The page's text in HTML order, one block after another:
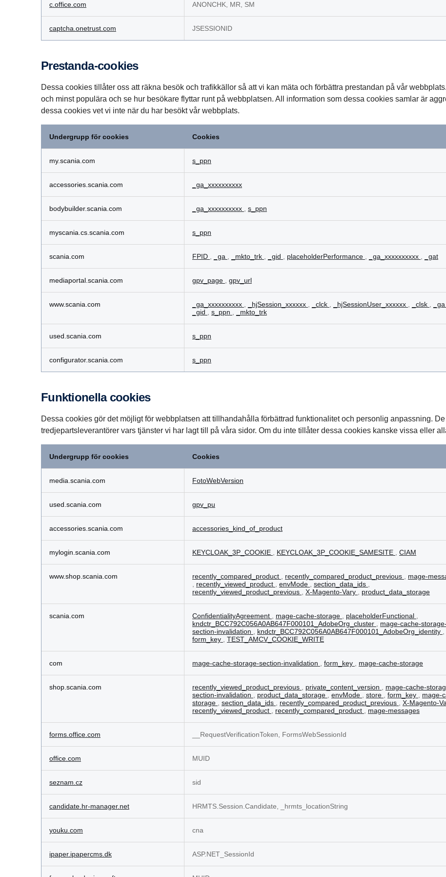
c.office.com ANONCHK, MR, SM
captcha.onetrust.com JSESSIONID
Prestanda-cookies
Dessa cookies tillåter oss att räkna besök och trafikkällor så att vi kan mäta och förbättra prestandan på vår
och minst populära och se hur besökare flyttar runt på webbplatsen. All information som dessa cookies samlar är
dessa cookies vet vi inte när du har besökt vår webbplats.
Undergrupp för cookies Cookies
my.scania.com s_ppn
accessories.scania.com _ga_xxxxxxxxxx
bodybuilder.scania.com _ga_xxxxxxxxxx s_ppn
myscania.cs.scania.com s_ppn
scania.com FPID _ga _mkto_trk _gid placeholderPerformance _ga_xxxxxxxxxx _gat
mediaportal.scania.com gpv_page gpv_url
www.scania.com _ga_xxxxxxxxxx _hjSession_xxxxxx _clck _hjSessionUser_xxxxxx _clsk _ga
_gid
s_ppn _mkto_trk
used.scania.com s_ppn
configurator.scania.com s_ppn
Funktionella cookies
Dessa cookies gör det möjligt för webbplatsen att tillhandahålla förbättrad funktionalitet och personlig anpassning.
tredjepartsleverantörer vars tjänster vi har lagt till på våra sidor. Om du inte tillåter dessa cookies kanske vissa eller
Undergrupp för cookies Cookies
media.scania.com FotoWebVersion
used.scania.com gpv_pu
accessories.scania.com accessories_kind_of_product
mylogin.scania.com KEYCLOAK_3P_COOKIE KEYCLOAK_3P_COOKIE_SAMESITE CIAM
www.shop.scania.com recently_compared_product recently_compared_product_previous
mage-
recently_viewed_product envMode section_data_ids
recently_viewed_product_previous
X-Magento-Vary product_data_storage
scania.com ConfidentialityAgreement mage-cache-storage placeholderFunctional
kndctr_BCC792C056A0AB647F000101_AdobeOrg_cluster
mage-cache-storage-
section-invalidation
kndctr_BCC792C056A0AB647F000101_AdobeOrg_identity
form_key
TEST_AMCV_COOKIE_WRITE
com mage-cache-storage-section-invalidation form_key mage-cache-storage
shop.scania.com recently_viewed_product_previous private_content_version
mage-cache-
section-invalidation
product_data_storage envMode store form_key
mage-
storage
section_data_ids recently_compared_product_previous X-Magento-
recently_viewed_product
recently_compared_product mage-messages
forms.office.com __RequestVerificationToken, FormsWebSessionId
office.com MUID
seznam.cz sid
candidate.hr-manager.net HRMTS.Session.Candidate, _hrmts_locationString
youku.com cna
ipaper.ipapercms.dk ASP.NET_SessionId